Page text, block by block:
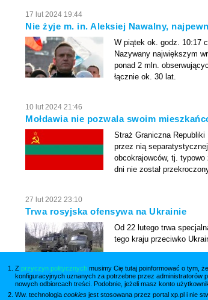
Z przyczyn politycznych musimy Cię tutaj poinformować o tym,
konfiguracyjnych uznanych za potrzebne przez administratorów
nowych odbiorcach treści. Podobnie, jeżeli masz konto
Ww. technologia cookies jest stosowana przez portal xp.pl i nie
17 lut 2024 19:44
Nie żyje m. in. Aleksiej Nawalny,
W piątek ok. godz. 10:17
Nazywany największym
ponad 2 mln.
łącznie ok. 30 lat.
10 lut 2024 21:46
Mołdawia nie pozwala swoim
Straż Graniczna Republiki
przez nią
obcokrajowców, tj.
dni nie został
27 lut 2022 23:10
Trwa rosyjska ofensywa na Ukrainie
Od 22 lutego trwa
tego kraju przeciwko